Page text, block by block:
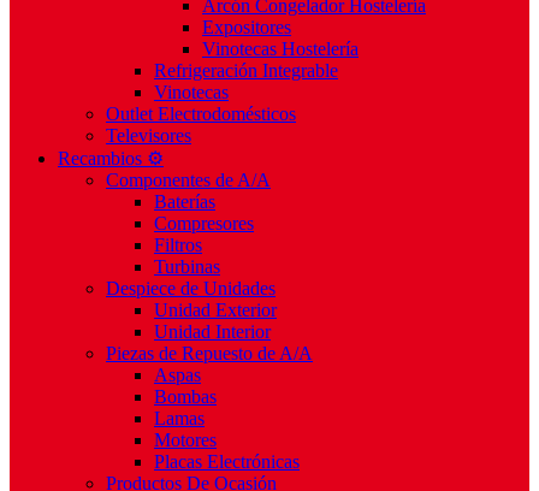
Arcón Congelador Hostelería
Expositores
Vinotecas Hostelería
Refrigeración Integrable
Vinotecas
Outlet Electrodomésticos
Televisores
Recambios ⚙️
Componentes de A/A
Baterías
Compresores
Filtros
Turbinas
Despiece de Unidades
Unidad Exterior
Unidad Interior
Piezas de Repuesto de A/A
Aspas
Bombas
Lamas
Motores
Placas Electrónicas
Productos De Ocasión